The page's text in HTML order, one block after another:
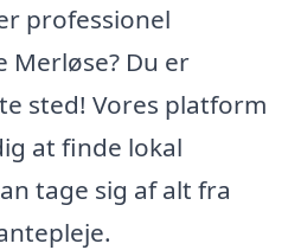
professionel
Merløse? Du er
sted! Vores platform
at finde lokal
tage sig af alt fra